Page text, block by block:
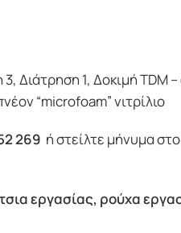
Διάτρηση 1, Δοκιμή
“microfoam” νιτρίλιο
269 ή στείλτε μήνυμα στο
εργασίας, ρούχα